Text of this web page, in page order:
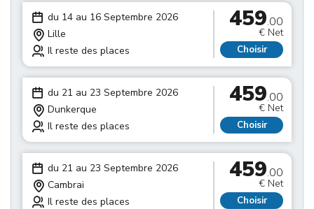
du 14 au 16 Septembre 2026
Lille
Il reste des places
459.00
€ Net
Choisir
du 21 au 23 Septembre 2026
Dunkerque
Il reste des places
459.00
€ Net
Choisir
du 21 au 23 Septembre 2026
Cambrai
Il reste des places
459.00
€ Net
Choisir